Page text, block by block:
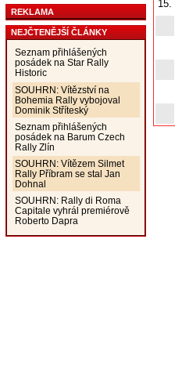
REKLAMA
NEJČTENĚJŠÍ ČLÁNKY
Seznam přihlášených
posádek na Star Rally
Historic
SOUHRN: Vítězství na
Bohemia Rally vybojoval
Dominik Stříteský
Seznam přihlášených
posádek na Barum Czech
Rally Zlín
SOUHRN: Vítězem Silmet
Rally Příbram se stal Jan
Dohnal
SOUHRN: Rally di Roma
Capitale vyhrál premiérově
Roberto Dapra
15.